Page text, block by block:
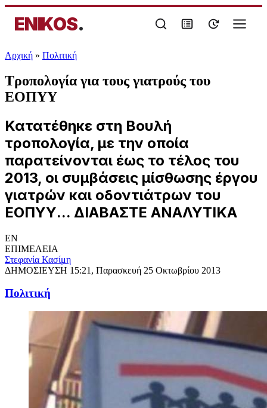
ENIKOS.
Αρχική » Πολιτική
Τροπολογία για τους γιατρούς του
ΕΟΠΥΥ
Κατατέθηκε στη Βουλή
τροπολογία, με την οποία
παρατείνονται έως το τέλος του
2013, οι συμβάσεις μίσθωσης έργου
γιατρών και οδοντιάτρων του
ΕΟΠΥΥ... ΔΙΑΒΑΣΤΕ ΑΝΑΛΥΤΙΚΑ
EN
ΕΠΙΜΕΛΕΙΑ
Στεφανία Κασίμη
ΔΗΜΟΣΙΕΥΣΗ 15:21, Παρασκευή 25 Οκτωβρίου 2013
Πολιτική